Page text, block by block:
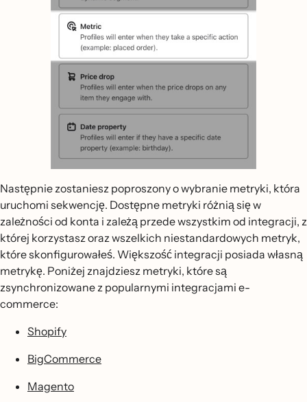
Następnie zostaniesz poproszony o wybranie metryki, która
uruchomi sekwencję. Dostępne metryki różnią się w
zależności od konta i zależą przede wszystkim od integracji, z
której korzystasz oraz wszelkich niestandardowych metryk,
które skonfigurowałeś. Większość integracji posiada własną
metrykę. Poniżej znajdziesz metryki, które są
zsynchronizowane z popularnymi integracjami e-
commerce:
Shopify
BigCommerce
Magento